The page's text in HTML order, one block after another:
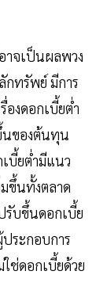
าจเป็นผลพวง
กทรัพย์ มีการ
งดอกเบี้ยต่ำ
นของต้นทุน
บี้ยต่ำมีแนว
ขึ้นทั้งตลาด
รับขึ้นดอกเบี้ย
ระกอบการ
ช่ดอกเบี้ยด้วย